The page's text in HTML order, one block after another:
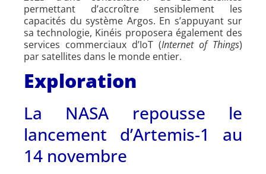
permettant d’accroître sensiblement les
capacités du système Argos. En s’appuyant sur
sa technologie, Kinéis proposera également des
services commerciaux d’IoT (Internet of Things)
par satellites dans le monde entier.
Exploration
La NASA repousse le
lancement d’Artemis-1 au
14 novembre